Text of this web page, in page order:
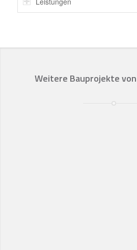
Weitere Bauprojekte von